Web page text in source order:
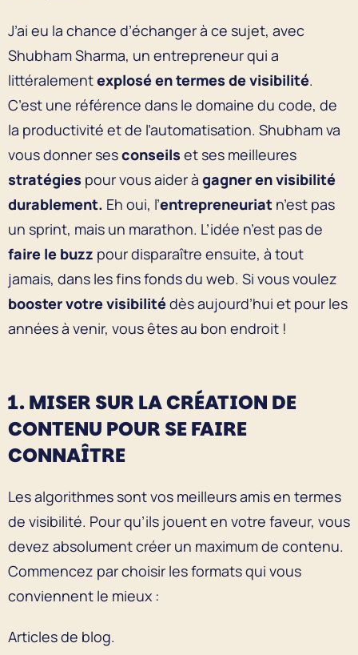
J’ai eu la chance d’échanger à ce sujet, avec
Shubham Sharma, un entrepreneur qui a
littéralementexplosé en termes de visibilité.
C’est une référence dans le domaine du code, de
la productivité et de l’automatisation. Shubham va
vous donner sesconseils et ses meilleures
stratégies pour vous aider à gagner en visibilité
durablement. Eh oui, l’entrepreneuriat n’est pas
un sprint, mais un marathon. L’idée n’est pas de
faire le buzz pour disparaître ensuite, à tout
jamais, dans les fins fonds du web. Si vous voulez
booster votre visibilitédès aujourd’hui et pour les
années à venir, vous êtes au bon endroit !
1. MISER SUR LA CRÉATION DE
CONTENU POUR SE FAIRE
CONNAÎTRE
Les algorithmes sont vos meilleurs amis en termes
de visibilité. Pour qu’ils jouent en votre faveur, vous
devez absolument créer un maximum de contenu.
Commencez par choisir les formats qui vous
conviennent le mieux :
Articles de blog.